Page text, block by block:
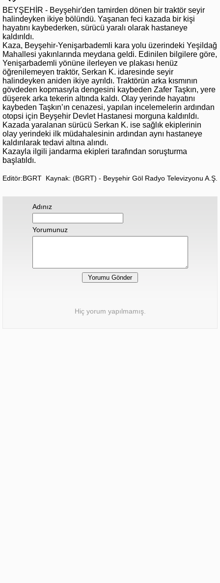
BEYŞEHİR - Beyşehir'den tamirden dönen bir traktör seyir
halindeyken ikiye bölündü. Yaşanan feci kazada bir kişi
hayatını kaybederken, sürücü yaralı olarak hastaneye
kaldırıldı.
Kaza, Beyşehir-Yenişarbademli kara yolu üzerindeki Yeşildağ
Mahallesi yakınlarında meydana geldi. Edinilen bilgilere göre,
Yenişarbademli yönüne ilerleyen ve plakası henüz
öğrenilemeyen traktör, Serkan K. idaresinde seyir
halindeyken aniden ikiye ayrıldı. Traktörün arka kısmının
gövdeden kopmasıyla dengesini kaybeden Zafer Taşkın, yere
düşerek arka tekerin altında kaldı. Olay yerinde hayatını
kaybeden Taşkın’ın cenazesi, yapılan incelemelerin ardından
otopsi için Beyşehir Devlet Hastanesi morguna kaldırıldı.
Kazada yaralanan sürücü Serkan K. ise sağlık ekiplerinin
olay yerindeki ilk müdahalesinin ardından aynı hastaneye
kaldırılarak tedavi altına alındı.
Kazayla ilgili jandarma ekipleri tarafından soruşturma
başlatıldı.
Editör:BGRT Kaynak: (BGRT) - Beyşehir Göl Radyo Televizyonu A.Ş.
Adınız
Yorumunuz
Hiç yorum yapılmamış.